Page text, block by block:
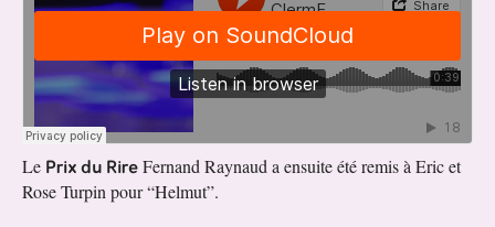
Le Prix du RireFernand Raynaud a ensuite été remis à Eric et
Rose Turpin pour “Helmut”.